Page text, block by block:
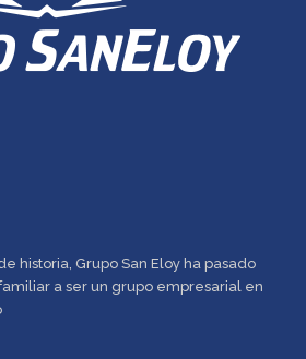
historia, Grupo San Eloy ha pasado
a ser un grupo empresarial en